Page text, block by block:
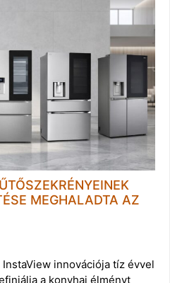
MEGHALADTA AZ
innovációja tíz évvel
a konyhai élményt